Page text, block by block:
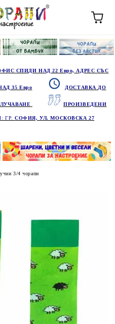
СПИДИ НАД 22 Евро, АДРЕС СЪС
35 Евро ДОСТАВКА ДО
ПРОИЗВЕДЕНИ
: ГР.СОФИЯ, УЛ. МОСКОВСКА 27
3/4 чорапи